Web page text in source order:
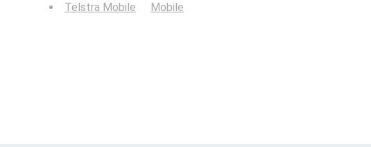
Telstra Mobile
Mobile